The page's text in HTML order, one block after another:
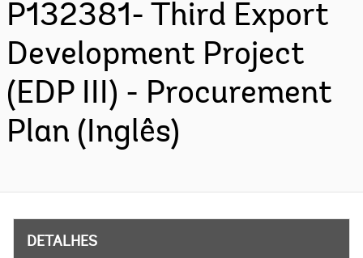
P132381- Third Export
Development Project
(EDP III) - Procurement
Plan (Inglês)
DETALHES